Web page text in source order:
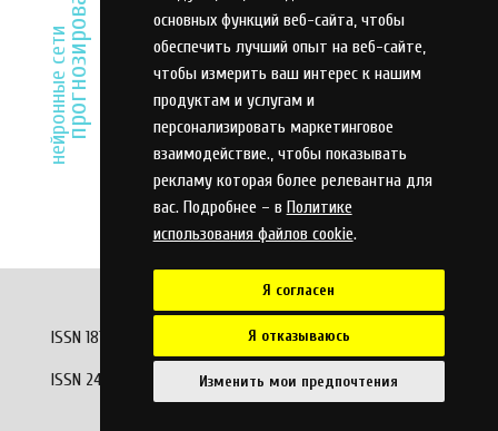
основных функций веб-сайта, чтобы
обеспечить лучший опыт на веб-сайте,
чтобы измерить ваш интерес к нашим
продуктам и услугам и
персонализировать маркетинговое
взаимодействие., чтобы показывать
рекламу которая более релевантна для
вас. Подробнее – в Политике
использования файлов cookie.
Я согласен
Я отказываюсь
Изменить мои предпочтения
моделирование
планетарная передача
прогнозирование проектирование
моделькомпетенции
анализ
нейронные сети адаптация
охлаждение
система
ISSN 1813-7903 (Print)
ISSN 2413-1172 (Online)